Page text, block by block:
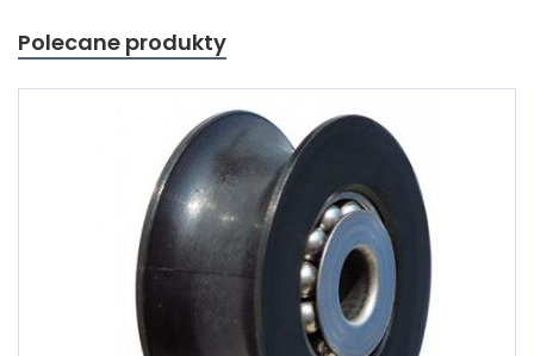
Polecane produkty